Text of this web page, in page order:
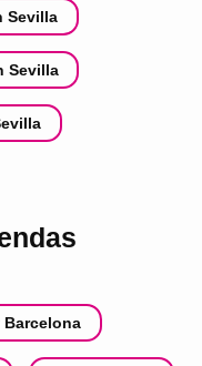
Sevilla
Sevilla
Barcelona